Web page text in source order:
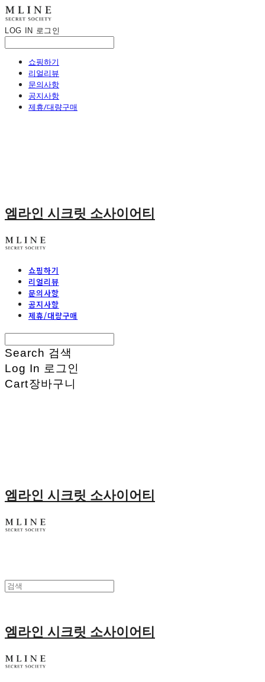
LOG IN 로그인
쇼핑하기
리얼리뷰
문의사항
공지사항
제휴/대량구매
엠라인 시크릿 소사이어티
쇼핑하기
리얼리뷰
문의사항
공지사항
제휴/대량구매
Search 검색
Log In 로그인
Cart장바구니
엠라인 시크릿 소사이어티
엠라인 시크릿 소사이어티